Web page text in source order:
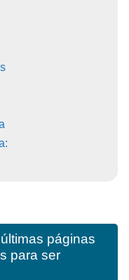
páginas
para ser